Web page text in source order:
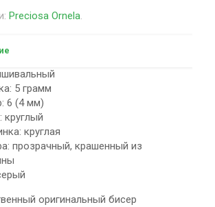
Preciosa Ornela.
5 грамм
6 (4 мм)
круглая
прозрачный, крашенный из
оригинальный бисер